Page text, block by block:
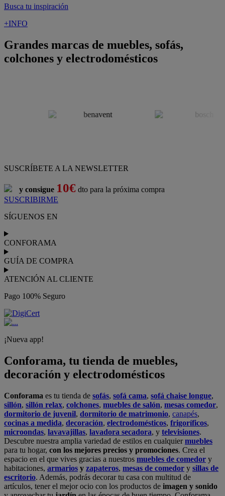
Busca tu inspiración
+INFO
Grandes marcas de muebles, sofás,
colchones y electrodomésticos
SUSCRÍBETE A LA NEWSLETTER
y consigue 10€ dto para la próxima compra
SUSCRIBIRME
SÍGUENOS EN
CONFORAMA
GUÍA DE COMPRA
ATENCIÓN AL CLIENTE
Pago 100% Seguro
¡Nueva app!
Conforama, tu tienda de muebles,
decoración y electrodomésticos
Conforama es tu tienda de sofás, sofá cama, sofá chaise longue,
sillón, sillón relax, colchones, muebles de salón, mesas comedor,
dormitorio de juvenil, dormitorio de matrimonio, canapés,
cocinas a medida, decoración, electrodomésticos, frigoríficos,
microondas, lavavajillas, lavadora secadora, y televisiones.
Descubre nuestra amplia variedad de estilos en cualquiermuebles
para tu hogar, con los mejores precios y promociones. Crea el
espacio en el que vives gracias a nuestros muebles de comedor y
habitaciones, armarios y zapateros, mesas de comedor y sillas de
escritorio. Además, podrás decorar tu casa con multitud de
artículos, tener el mejor ocio con los productos de imagen y sonido